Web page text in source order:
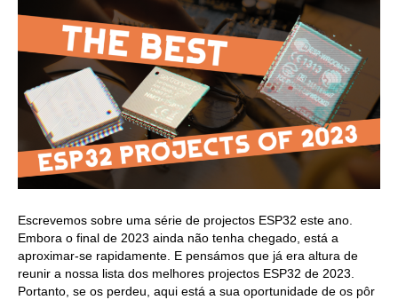
Escrevemos sobre uma série de projectos ESP32 este ano.
Embora o final de 2023 ainda não tenha chegado, está a
aproximar-se rapidamente. E pensámos que já era altura de
reunir a nossa lista dos melhores projectos ESP32 de 2023.
Portanto, se os perdeu, aqui está a sua oportunidade de os pôr